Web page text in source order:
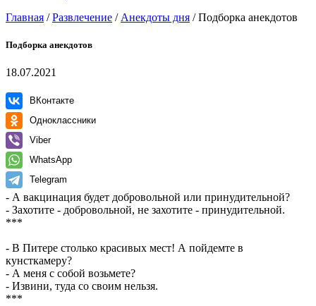
Главная /Развлечение / Анекдоты дня /Подборка анекдотов
Подборка анекдотов
18.07.2021
ВКонтакте
Одноклассники
Viber
WhatsApp
Telegram
- А вакцинация будет добровольной или принудительной?
- Захотите - добровольной, не захотите - принудительной.
***
- В Питере столько красивых мест! А пойдемте в
кунсткамеру?
- А меня с собой возьмете?
- Извини, туда со своим нельзя.
***